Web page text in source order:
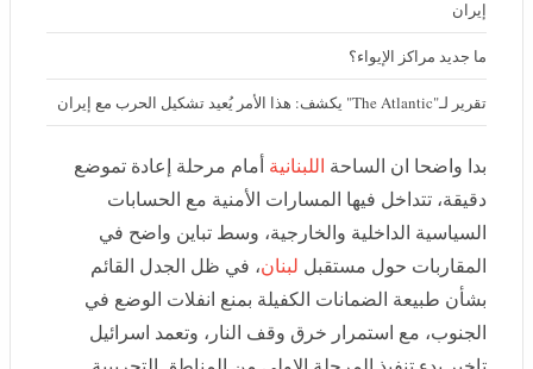
ما جديد مراكز الإيواء؟
تقرير لـ"The Atlantic" يكشف: هذا الأمر يُعيد تشكيل الحرب مع إيران
بدا واضحا ان الساحةاللبنانيةأمام مرحلة إعادة تموضع
دقيقة، تتداخل فيها المسارات الأمنية مع الحسابات السياسية
الداخلية والخارجية، وسط تباين واضح في المقاربات حول
مستقبل
لبنان ، في ظل الجدل القائم بشأن طبيعة الضمانات
الكفيلة بمنع انفلات الوضع في الجنوب، مع استمرار خرق
وقف النار، وتعمد اسرائيل تاخير بدء تنفيذ المرحلة الاولى من
المناطق التجريبية بموجب" اتفاق الاطار" الموقع بين لبنان
واسرائيل برعاية أميركية.